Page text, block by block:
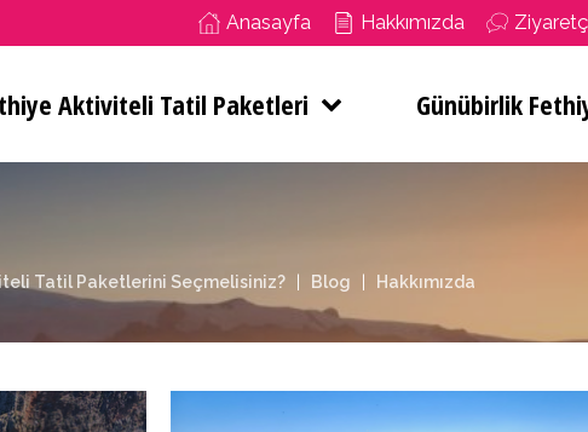
Anasayfa Hakkımızda
Aktiviteli Tatil Paketleri Günübirlik
Tatil Paketlerini Seçmelisiniz? Blog Hakkımızda